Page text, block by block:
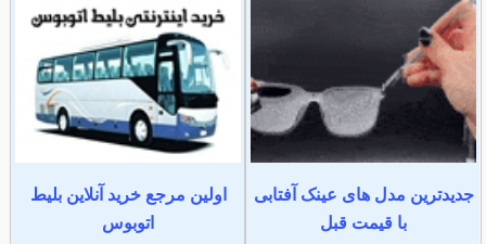
جدیدترین مدل های عینک آفتابی
با قیمت قبل
اولین مرجع خرید آنلاین بلیط
اتوبوس